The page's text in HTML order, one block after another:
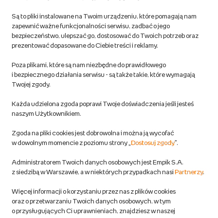
Regulamin empik.com
Pozostałe Regulaminy Empiku
Polityka prywatności empik.com
produktów niebezpiecznych
Dostosuj zgody
Polityka prywatności empik
Raty u partnerów Empiku
Są to pliki instalowane na Twoim urządzeniu, które pomagają nam
zapewnić ważne funkcjonalności serwisu, zadbać o jego
bezpieczeństwo, ulepszać go, dostosować do Twoich potrzeb oraz
prezentować dopasowane do Ciebie treści i reklamy.
Poza plikami, które są nam niezbędne do prawidłowego
i bezpiecznego działania serwisu - są także takie, które wymagają
Twojej zgody.
Każda udzielona zgoda poprawi Twoje doświadczenia jeśli jesteś
naszym Użytkownikiem.
Zgoda na pliki cookies jest dobrowolna i można ją wycofać
w dowolnym momencie z poziomu strony „ Dostosuj zgody”.
Administratorem Twoich danych osobowych jest Empik S.A.
z siedzibą w Warszawie, a w niektórych przypadkach nasi Partnerzy.
Więcej informacji o korzystaniu przez nas z plików cookies
oraz o przetwarzaniu Twoich danych osobowych, w tym
o przysługujących Ci uprawnieniach, znajdziesz w naszej